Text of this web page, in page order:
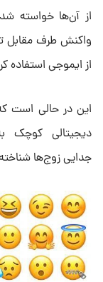
از آن‌ها خواسته
واکنش طرف مقابل
از ایموجی استفاده
این در حالی است
دیجیتالی کوچک
جدایی زوج‌ها